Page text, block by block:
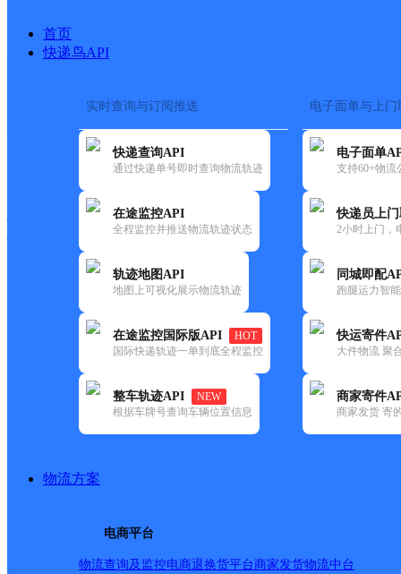
首页
快递鸟API
实时查询与订阅推送
快递查询API
通过快递单号即时查询物流轨迹
在途监控API
全程监控并推送物流轨迹状态
轨迹地图API
地图上可视化展示物流轨迹
在途监控国际版API
HOT
国际快递轨迹一单到底全程监控
整车轨迹API
NEW
根据车牌号查询车辆位置信息
电子面单与上门
电子面单
支持60+物流
快递员上
2小时上门，
同城即配
跑腿运力智
快运寄件
大件物流 聚
商家寄件
商家发货 寄
物流方案
电商平台
物流查询及监控电商退换货平台商家发货物流中台
快运大全 快递时效
德邦
泉港区前黄镇合作点ID13041
更新时间：2022-07-12 00:00:00
所属快递：德邦快递
所属区域：福建省-泉州市-泉港区
网点地址：福建省泉州市泉港区前黄镇
网点负责人：